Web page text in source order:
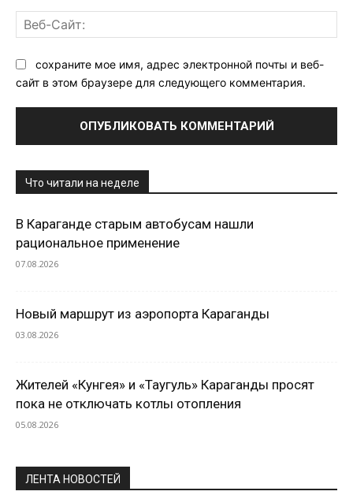
сохраните мое имя, адрес электронной почты и веб-
сайт в этом браузере для следующего комментария.
Что читали на неделе
В Караганде старым автобусам нашли
рациональное применение
07.08.2026
Новый маршрут из аэропорта Караганды
03.08.2026
Жителей «Кунгея» и «Таугуль» Караганды просят
пока не отключать котлы отопления
05.08.2026
ЛЕНТА НОВОСТЕЙ